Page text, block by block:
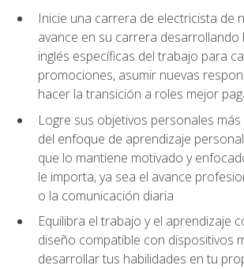
Inicie una carrera de electricista de
avance en su carrera desarrollando
inglés específicas del trabajo para
promociones, asumir nuevas
hacer la transición a roles mejor
Logre sus objetivos personales
del enfoque de aprendizaje
que lo mantiene motivado y
le importa, ya sea el avance
o la comunicación diaria
Equilibra el trabajo y el aprendizaje
diseño compatible con dispositivos
desarrollar tus habilidades en tu